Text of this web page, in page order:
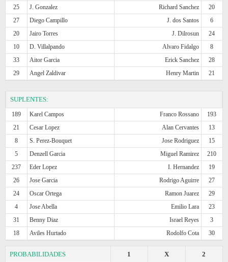
25
J. Gonzalez Richard Sanchez
20
27
Diego Campillo J. dos Santos
6
20
Jairo Torres J. Dilrosun
24
10
D. Villalpando Alvaro Fidalgo
8
33
Aitor Garcia Erick Sanchez
28
29
Angel Zaldivar Henry Martin 21
SUPLENTES:
189 Karel Campos Franco Rossano
193
21
Cesar Lopez Alan Cervantes
13
8
S. Perez-Bouquet Jose Rodriguez
15
5
Denzell Garcia Miguel Ramirez
210
237
Eder Lopez I. Hernandez
19
26
Jose Garcia Rodrigo Aguirre
27
24
Oscar Ortega Ramon Juarez
29
4
Jose Abella Emilio Lara
23
31
Benny Diaz Israel Reyes
3
18
Aviles Hurtado Rodolfo Cota 30
PROBABILIDADES 2
X
1